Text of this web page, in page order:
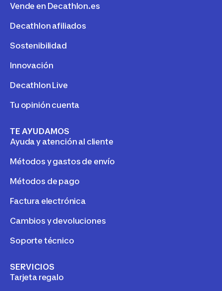
Vende en Decathlon.es
Decathlon afiliados
Sostenibilidad
Innovación
Decathlon Live
Tu opinión cuenta
TE AYUDAMOS
Ayuda y atención al cliente
Métodos y gastos de envío
Métodos de pago
Factura electrónica
Cambios y devoluciones
Soporte técnico
SERVICIOS
Tarjeta regalo